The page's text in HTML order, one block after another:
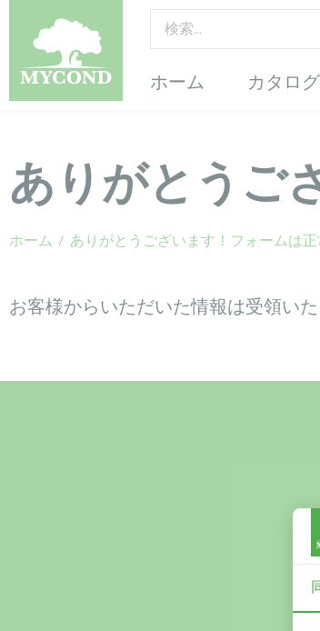
ホーム カタログ
ありがとうご
ホーム / ありがとうございます！フォームは
お客様からいただいた情報は受領い